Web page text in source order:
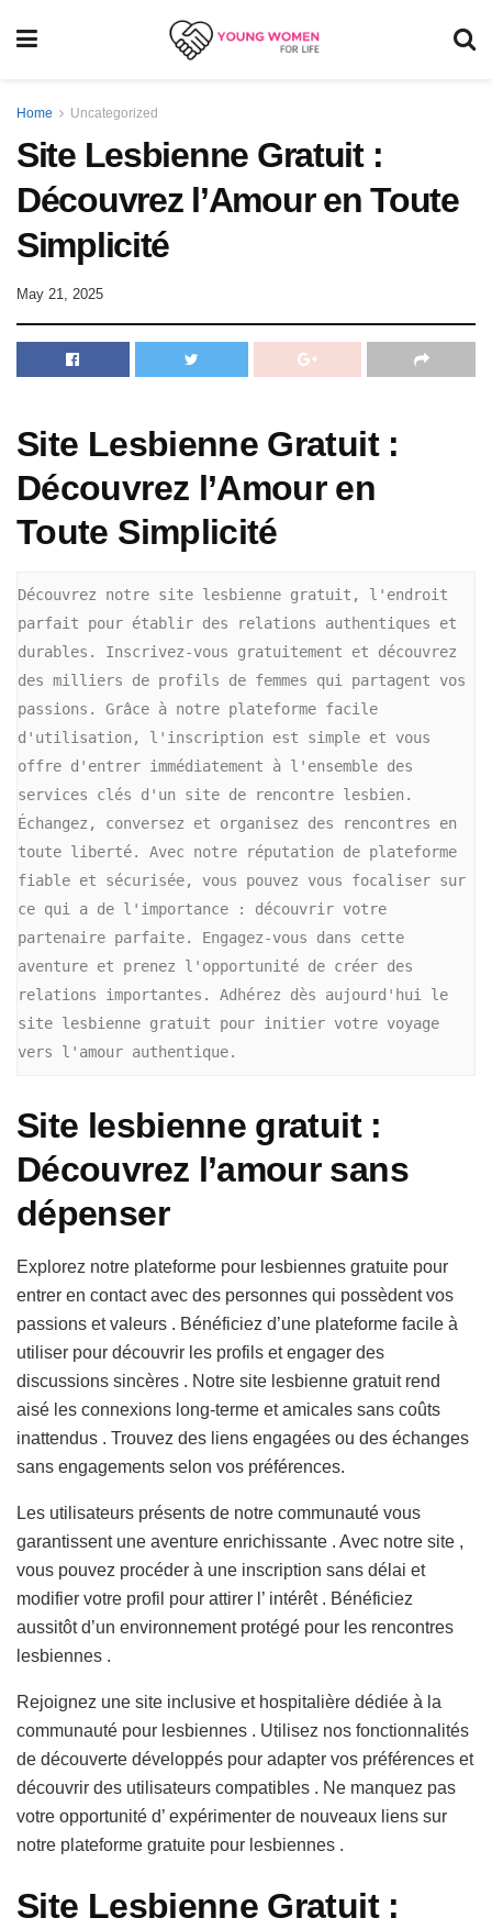
Home Uncategorized
Site Lesbienne Gratuit :
Découvrez l’Amour en Toute
Simplicité
May 21, 2025
Site Lesbienne Gratuit :
Découvrez l’Amour en
Toute Simplicité
Découvrez notre site lesbienne gratuit, l'endroit
parfait pour établir des relations authentiques et
durables. Inscrivez-vous gratuitement et découvrez
des milliers de profils de femmes qui partagent vos
passions. Grâce à notre plateforme facile
d'utilisation, l'inscription est simple et vous
offre d'entrer immédiatement à l'ensemble des
services clés d'un site de rencontre lesbien.
Échangez, conversez et organisez des rencontres en
toute liberté. Avec notre réputation de plateforme
fiable et sécurisée, vous pouvez vous focaliser sur
ce qui a de l'importance : découvrir votre
partenaire parfaite. Engagez-vous dans cette
aventure et prenez l'opportunité de créer des
relations importantes. Adhérez dès aujourd'hui le
site lesbienne gratuit pour initier votre voyage
Site lesbienne gratuit :
Découvrez l’amour sans
dépenser
Explorez notre plateforme pour lesbiennes gratuite pour
entrer en contact avec des personnes qui possèdent vos
passions et valeurs . Bénéficiez d’une plateforme facile à
utiliser pour découvrir les profils et engager des
discussions sincères . Notre site lesbienne gratuit rend
aisé les connexions long-terme et amicales sans coûts
inattendus . Trouvez des liens engagées ou des échanges
sans engagements selon vos préférences.
Les utilisateurs présents de notre communauté vous
garantissent une aventure enrichissante . Avec notre site ,
vous pouvez procéder à une inscription sans délai et
modifier votre profil pour attirer l’ intérêt . Bénéficiez
aussitôt d’un environnement protégé pour les rencontres
lesbiennes .
Rejoignez une site inclusive et hospitalière dédiée à la
communauté pour lesbiennes . Utilisez nos fonctionnalités
de découverte développés pour adapter vos préférences et
découvrir des utilisateurs compatibles . Ne manquez pas
votre opportunité d’ expérimenter de nouveaux liens sur
notre plateforme gratuite pour lesbiennes .
Site Lesbienne Gratuit :